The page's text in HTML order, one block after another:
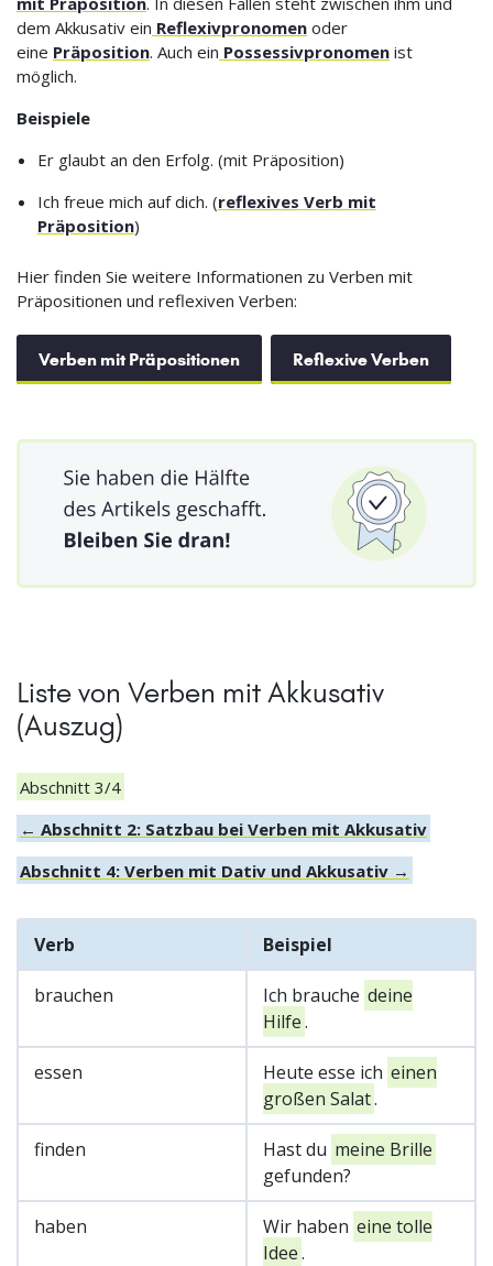
dem Akkusativ ein Reflexivpronomen oder
eine Präposition. Auch ein Possessivpronomen ist
möglich.
Beispiele
Er glaubt an den Erfolg. (mit Präposition)
Ich freue mich auf dich. (reflexives Verb mit
Präposition)
Hier finden Sie weitere Informationen zu Verben mit
Präpositionen und reflexiven Verben:
Verben mit Präpositionen Reflexive Verben
Liste von Verben mit Akkusativ
(Auszug)
Abschnitt 3/4
← Abschnitt 2: Satzbau bei Verben mit Akkusativ
Abschnitt 4: Verben mit Dativ und Akkusativ →
Verb Beispiel
brauchen Ich brauche deine
Hilfe.
essen Heute esse ich einen
großen Salat.
finden Hast du meine Brille
gefunden?
haben Wir haben eine tolle
Idee.